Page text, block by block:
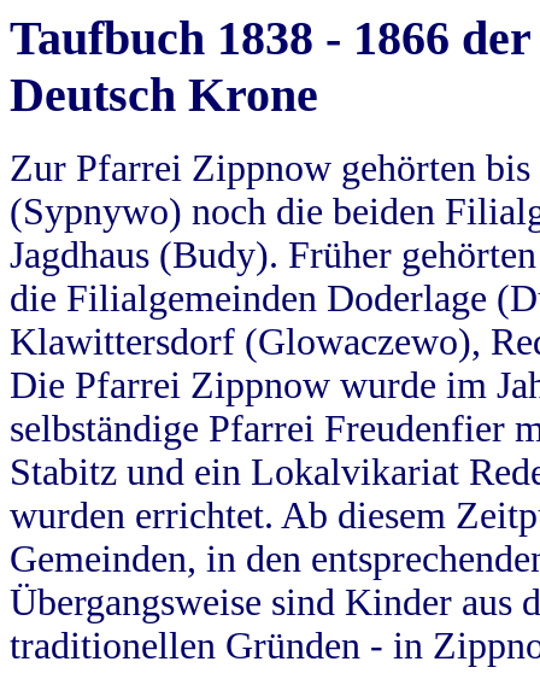
Taufbuch 1838 - 1866
Deutsch Krone
Zur Pfarrei Zippnow gehörten
(Sypnywo) noch die beiden
Jagdhaus (Budy). Früher
die Filialgemeinden Doderlage
Klawittersdorf (Glowaczewo),
Die Pfarrei Zippnow wurde im
selbständige Pfarrei Freudenfier
Stabitz und ein Lokalvikariat
wurden errichtet. Ab diesem
Gemeinden, in den
Übergangsweise sind Kinder aus
traditionellen Gründen - in